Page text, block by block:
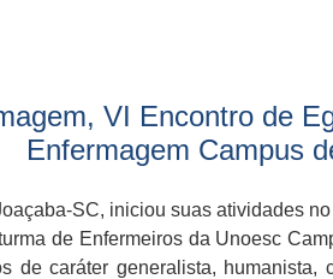
VI Encontro de
Enfermagem Campus
SC, iniciou suas atividades
de Enfermeiros da Unoesc
de caráter generalista,